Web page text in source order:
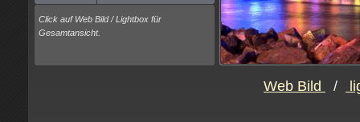
Click auf Web Bild / Lightbox für
Gesamtansicht.
Web Bild /